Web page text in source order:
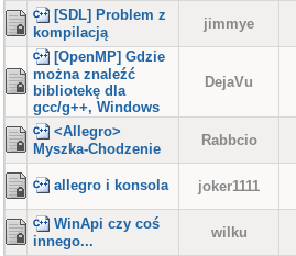
[SDL] Problem z
kompilacją
jimmye
[OpenMP] Gdzie
można znaleźć
bibliotekę dla
gcc/g++, Windows
DejaVu
<Allegro>
Myszka-Chodzenie
Rabbcio
allegro i konsola joker1111
WinApi czy coś
innego...
wilku